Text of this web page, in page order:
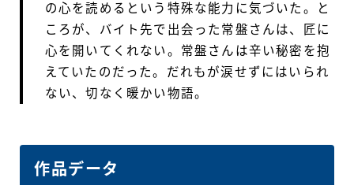
の心を読めるという特殊な能力に気づいた。と
ころが、バイト先で出会った常盤さんは、匠に
心を開いてくれない。常盤さんは辛い秘密を抱
えていたのだった。だれもが涙せずにはいられ
ない、切なく暖かい物語。
作品データ